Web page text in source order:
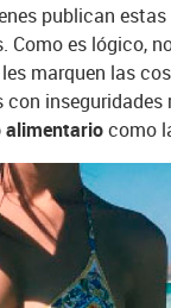
publican
Como es lógico,
marquen las
inseguridades
como